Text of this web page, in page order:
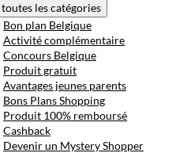
les catégories
Bon plan Belgique
Activité complémentaire
Concours Belgique
Produit gratuit
Avantages jeunes parents
Bons Plans Shopping
Produit 100% remboursé
Cashback
Devenir un Mystery Shopper